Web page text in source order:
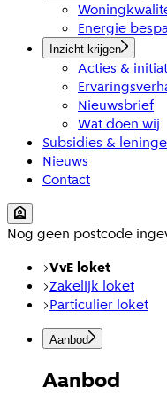
Energie
Inzicht krijgen
Acties &
Nieuwsbrief
Wat doen wij
Subsidies &
Nieuws
Contact
Nog geen postcode
VvE loket
Zakelijk loket
Particulier loket
Aanbod
Aanbod